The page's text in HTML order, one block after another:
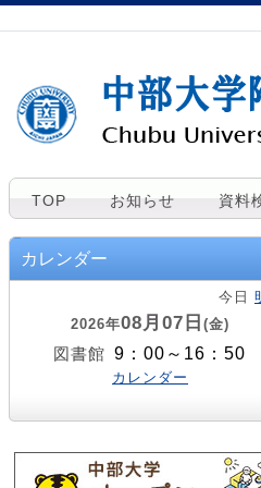
TOP お知らせ 資料
カレンダー
今日
2026年08月07日 (金)
図書館 9：00～16：50
カレンダー